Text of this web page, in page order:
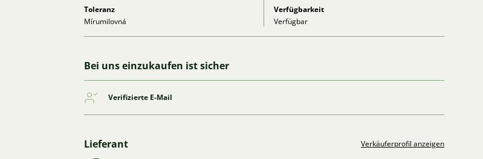
Toleranz
Mírumilovná
Verfügbarkeit
Verfügbar
Bei uns einzukaufen ist sicher
Verifizierte E-Mail
Lieferant Verkäuferprofil anzeigen